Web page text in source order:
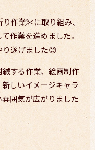
作業✂️に取り組み、
作業を進めました。
遂げました😊
する作業、絵画制作
しいイメージキャラ
囲気が広がりました